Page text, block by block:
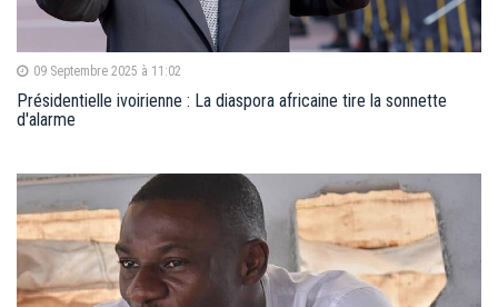
09 Septembre 2025 à 11:02
Présidentielle ivoirienne : La diaspora africaine tire la sonnette
d'alarme